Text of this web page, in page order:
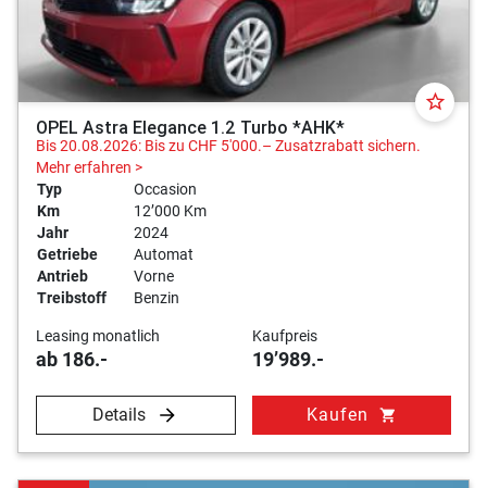
star_border
OPEL Astra Elegance 1.2 Turbo *AHK*
Bis 20.08.2026: Bis zu CHF 5'000.– Zusatzrabatt sichern.
Mehr erfahren >
Typ
Occasion
Km
12’000 Km
Jahr
2024
Getriebe
Automat
Antrieb
Vorne
Treibstoff
Benzin
Leasing monatlich
ab 186.-
Kaufpreis
19’989.-
Details Kaufen shopping_cart